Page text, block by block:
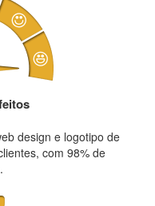
design e logotipo de
com 98% de